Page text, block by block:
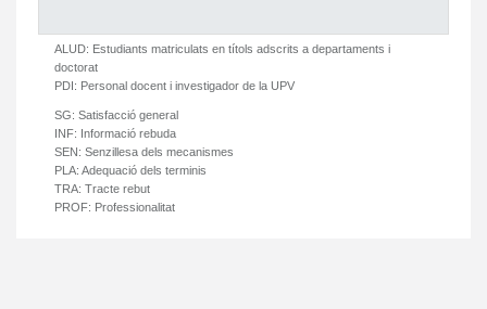
ALUD: Estudiants matriculats en títols adscrits a departaments i
doctorat
PDI: Personal docent i investigador de la UPV
SG: Satisfacció general
INF: Informació rebuda
SEN: Senzillesa dels mecanismes
PLA: Adequació dels terminis
TRA: Tracte rebut
PROF: Professionalitat